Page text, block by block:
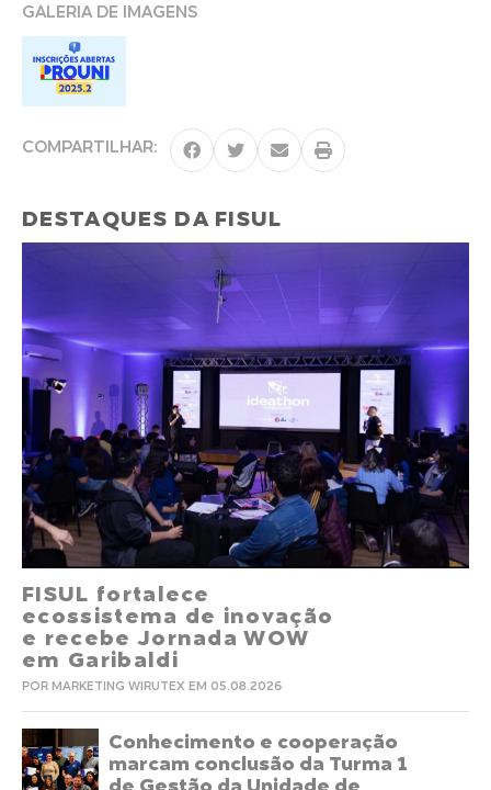
GALERIA DE IMAGENS
COMPARTILHAR:
DESTAQUES DA FISUL
FISUL fortalece
ecossistema de inovação
e recebe Jornada WOW
em Garibaldi
POR MARKETING WIRUTEX EM 05.08.2026
Conhecimento e cooperação
marcam conclusão da Turma 1